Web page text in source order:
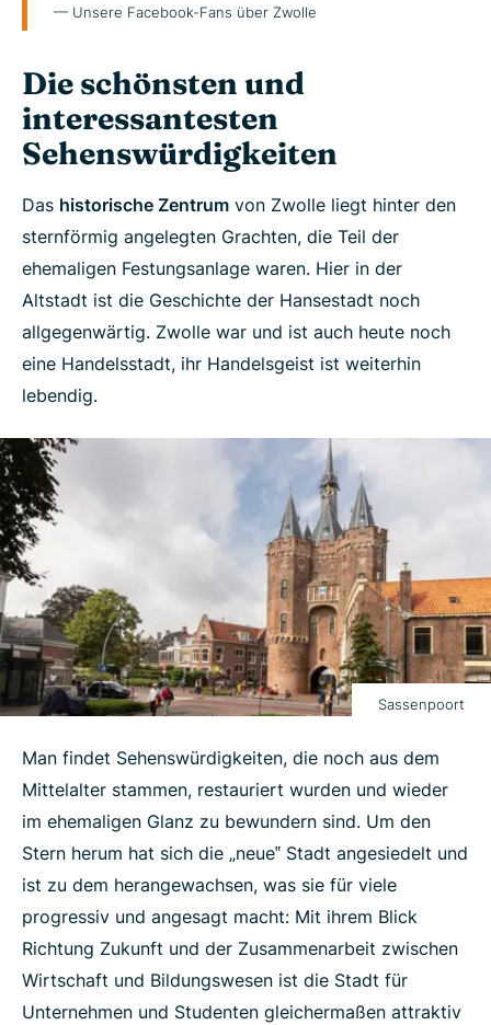
— Unsere Facebook-Fans über Zwolle
Die schönsten und
interessantesten
Sehenswürdigkeiten
Das historische Zentrum von Zwolle liegt hinter den
sternförmig angelegten Grachten, die Teil der
ehemaligen Festungsanlage waren. Hier in der
Altstadt ist die Geschichte der Hansestadt noch
allgegenwärtig. Zwolle war und ist auch heute noch
eine Handelsstadt, ihr Handelsgeist ist weiterhin
lebendig.
Sassenpoort
Man findet Sehenswürdigkeiten, die noch aus dem
Mittelalter stammen, restauriert wurden und wieder
im ehemaligen Glanz zu bewundern sind. Um den
Stern herum hat sich die „neue‟ Stadt angesiedelt und
ist zu dem herangewachsen, was sie für viele
progressiv und angesagt macht: Mit ihrem Blick
Richtung Zukunft und der Zusammenarbeit zwischen
Wirtschaft und Bildungswesen ist die Stadt für
Unternehmen und Studenten gleichermaßen attraktiv